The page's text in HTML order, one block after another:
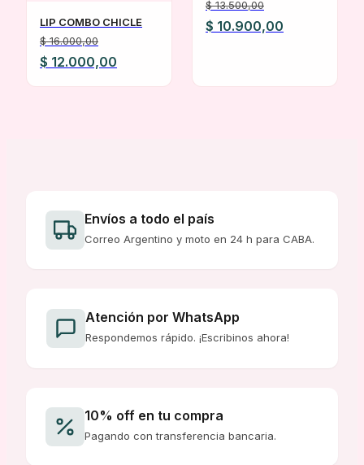
LIP COMBO CHICLE
$16.000,00
El
precio
$ 12.000,00
precio
$13.500,00
El
era:
$ 10.900,00
es:
Envíos a todo el país
Correo Argentino y moto en 24 h para CABA.
Atención por WhatsApp
Respondemos rápido. ¡Escribinos ahora!
10% off en tu compra
Pagando con transferencia bancaria.